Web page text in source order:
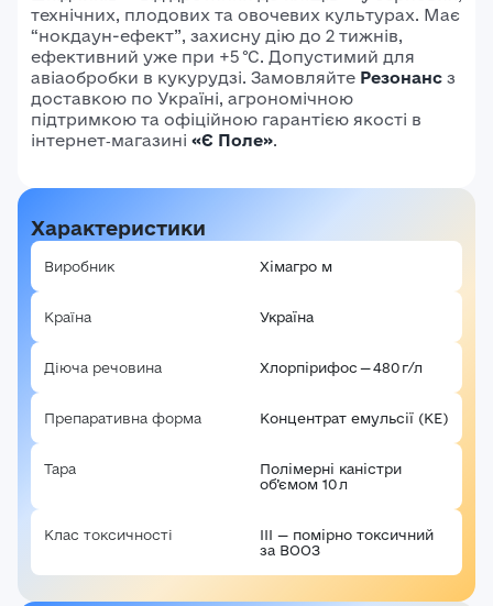
технічних, плодових та овочевих культурах. Має
“нокдаун-ефект”, захисну дію до 2 тижнів,
ефективний уже при +5 °C. Допустимий для
авіаобробки в кукурудзі. Замовляйте Резонанс з
доставкою по Україні, агрономічною
підтримкою та офіційною гарантією якості в
інтернет‑магазині «Є Поле».
Характеристики
Виробник Хімагро м
Країна Україна
Діюча речовина Хлорпірифос — 480 г/л
Препаративна форма Концентрат емульсії (КЕ)
Тара
Полімерні каністри
об’ємом 10 л
Клас токсичності
III — помірно токсичний
за ВООЗ
Авторизація